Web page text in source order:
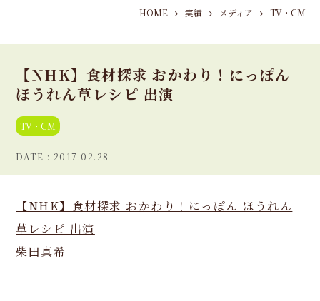
HOME 実績 メディア TV・CM
【NHK】食材探求 おかわり！にっぽん
ほうれん草レシピ 出演
TV・CM
2017.02.28
【NHK】食材探求 おかわり！にっぽん ほうれん
草レシピ 出演
柴田真希